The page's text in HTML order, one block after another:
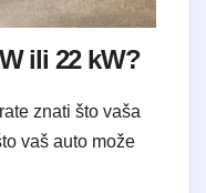
ili 22 kW?
znati što vaša
vaš auto može